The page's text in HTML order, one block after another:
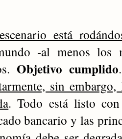
está
-al menos los
Objetivo cumplido
sin
. Todo está listo con
bancario y las